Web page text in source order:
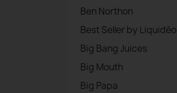
Ben Northon
Best Seller by Liquidéo
Big Bang Juices
Big Mouth
Big Papa